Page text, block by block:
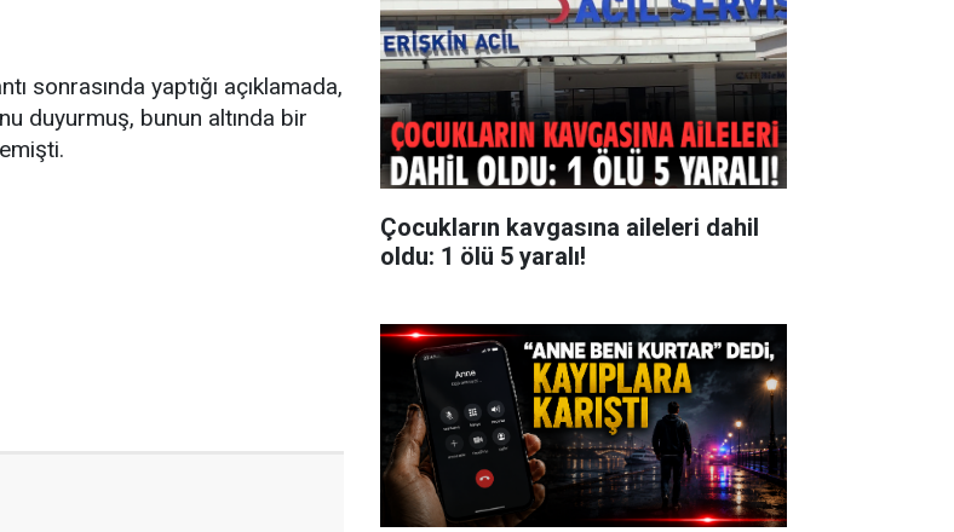
sonrasında yaptığı açıklamada,
duyurmuş, bunun altında bir
Çocukların kavgasına aileleri dahil
oldu: 1 ölü 5 yaralı!